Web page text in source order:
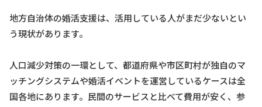
地方自治体の婚活支援は、活用している人がまだ少ないとい
う現状があります。
人口減少対策の一環として、都道府県や市区町村が独自のマ
ッチングシステムや婚活イベントを運営しているケースは全
国各地にあります。民間のサービスと比べて費用が安く、参